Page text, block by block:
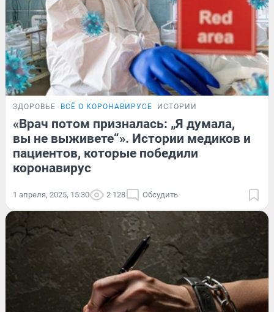
ЗДОРОВЬЕ ВСЁ О КОРОНАВИРУСЕ ИСТОРИИ
«Врач потом призналась: „Я думала,
вы не выживете“». Истории медиков и
пациентов, которые победили
коронавирус
1 апреля, 2025, 15:30 2 128 Обсудить